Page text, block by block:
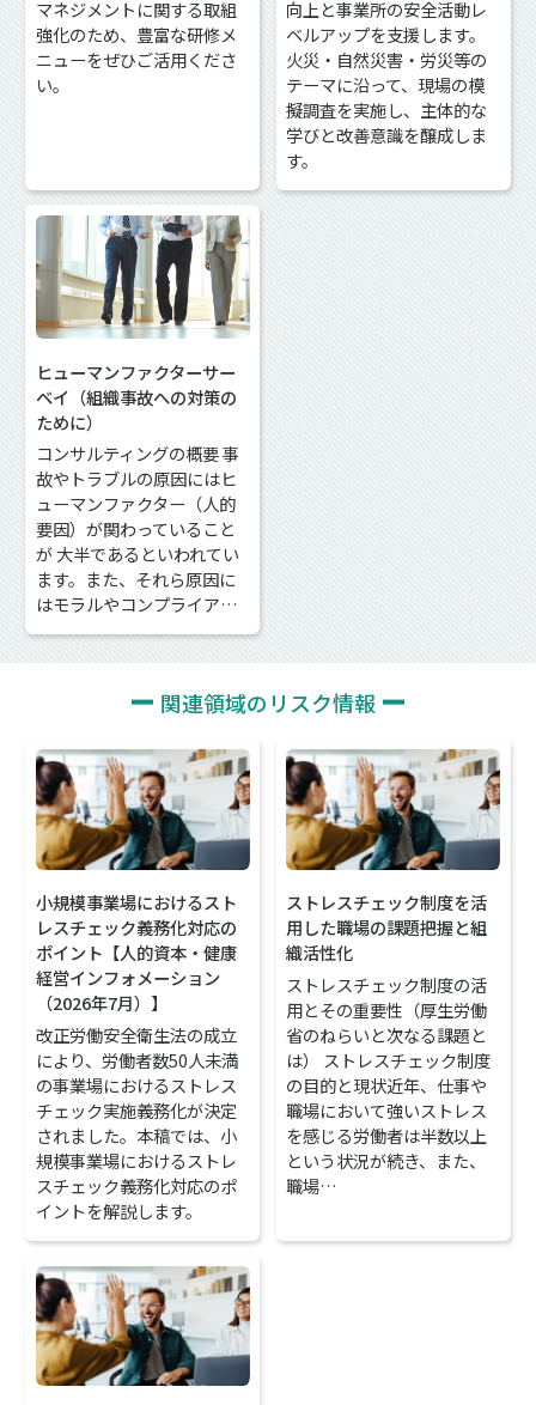
マネジメントに関する取組
強化のため、豊富な研修メ
ニューをぜひご活用くださ
い。
向上と事業所の安全活動レ
ベルアップを支援します。
火災・自然災害・労災等の
テーマに沿って、現場の模
擬調査を実施し、主体的な
学びと改善意識を醸成しま
す。
ヒューマンファクターサー
ベイ（組織事故への対策の
ために）
コンサルティングの概要 事
故やトラブルの原因にはヒ
ューマンファクター（人的
要因）が関わっていること
が 大半であるといわれてい
ます。また、それら原因に
はモラルやコンプライア…
関連領域のリスク情報
小規模事業場におけるスト
レスチェック義務化対応の
ポイント【人的資本・健康
経営インフォメーション
（2026年7月）】
改正労働安全衛生法の成立
により、労働者数50人未満
の事業場におけるストレス
チェック実施義務化が決定
されました。本稿では、小
規模事業場におけるストレ
スチェック義務化対応のポ
イントを解説します。
ストレスチェック制度を活
用した職場の課題把握と組
織活性化
ストレスチェック制度の活
用とその重要性（厚生労働
省のねらいと次なる課題と
は） ストレスチェック制度
の目的と現状近年、仕事や
職場において強いストレス
を感じる労働者は半数以上
という状況が続き、また、
職場…